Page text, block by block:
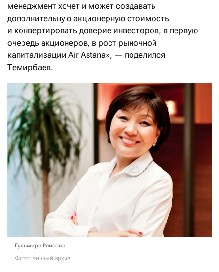
менеджмент хочет и может создавать
дополнительную акционерную стоимость
и конвертировать доверие инвесторов, в первую
очередь акционеров, в рост рыночной
капитализации Air Astana», — поделился
Темирбаев.
Гульмира Раисова
Фото: личный архив